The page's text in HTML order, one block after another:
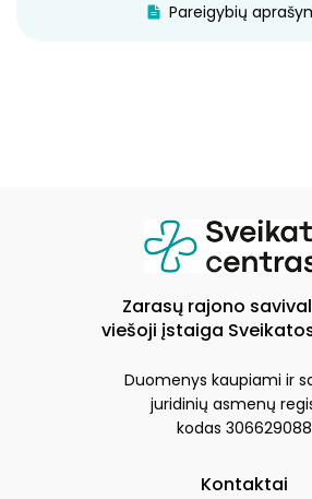
Pareigybių
Zarasų rajono
viešoji įstaiga
Duomenys kaupiami ir
juridinių asmenų
kodas 306629088
Kontaktai